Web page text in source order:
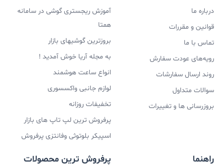
درباره ما
قوانین و مقررات
تماس با ما
رویه‌های عودت سفارش
روند ارسال سفارشات
سوالات متداول
بروزرسانی ها و تغییرات
آموزش ریجستری گوشی در سامانه
همتا
بروزترین گوشیهای بازار
به مجله آریا خوش آمدید !
انواع ساعت هوشمند
لوازم جانبی واکسسوری
تخفیفات روزانه
پرفروش ترین لپ تاپ های بازار
اسپیکر بلوتوثی وفانتزی پرفروش
راهنما پرفروش ترین محصولات